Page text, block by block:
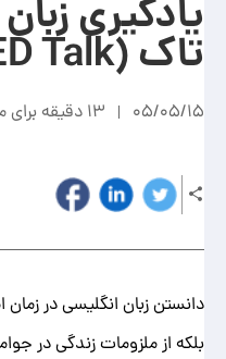
یادگیری
تاک (TED Talk)
05/05/15 13 دقیقه برای مطالعه
دانستن زبان انگلیسی در
بلکه از ملزومات زندگی در